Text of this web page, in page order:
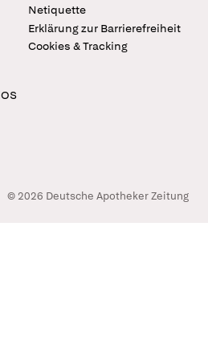
Netiquette
Erklärung zur Barrierefreiheit
Cookies & Tracking
© 2026 Deutsche Apotheker Zeitung